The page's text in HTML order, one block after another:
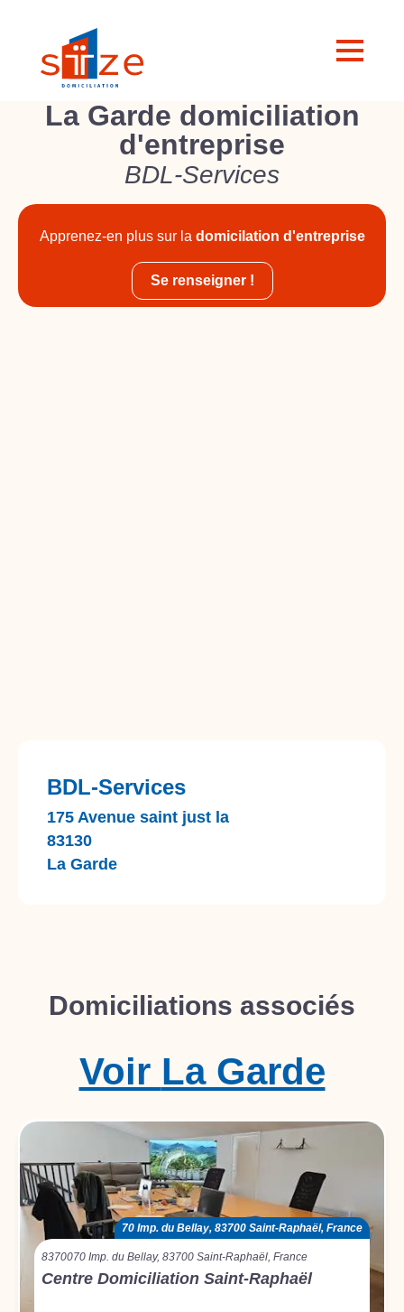
La Garde domiciliation
d'entreprise
BDL-Services
Apprenez-en plus sur la domicilation d'entreprise
Se renseigner !
BDL-Services
175 Avenue saint just la
83130
La Garde
Domiciliations associés
La Garde
Voir
70 Imp. du Bellay, 83700 Saint-Raphaël, France
8370070 Imp. du Bellay, 83700 Saint-Raphaël, France
Centre Domiciliation Saint-Raphaël